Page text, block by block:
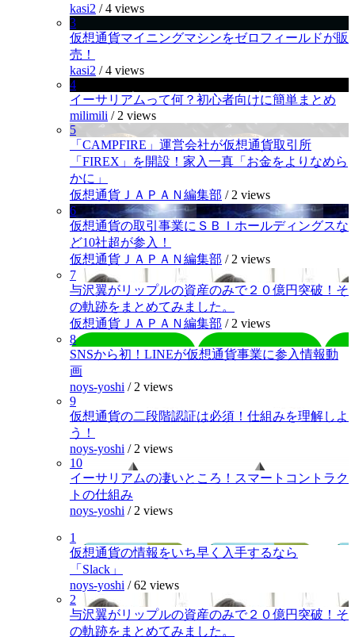
kasi2 /4 views
3
仮想通貨マイニングマシンをゼロフィールドが販
売！
kasi2 /4 views
4
イーサリアムって何？初心者向けに簡単まとめ
milimili / 2 views
5
「CAMPFIRE」運営会社が仮想通貨取引所
「FIREX」を開設！家入一真「お金をよりなめら
かに」
仮想通貨ＪＡＰＡＮ編集部 / 2 views
6
仮想通貨の取引事業にＳＢＩホールディングスな
ど10社超が参入！
仮想通貨ＪＡＰＡＮ編集部 / 2 views
7
与沢翼がリップルの資産のみで２０億円突破！そ
の軌跡をまとめてみました。
仮想通貨ＪＡＰＡＮ編集部 / 2 views
8
SNSから初！LINEが仮想通貨事業に参入情報動
画
noys-yoshi / 2 views
9
仮想通貨の二段階認証は必須！仕組みを理解しよ
う！
noys-yoshi / 2 views
10
イーサリアムの凄いところ！スマートコントラク
トの仕組み
noys-yoshi / 2 views
1
仮想通貨の情報をいち早く入手するなら
「Slack」
noys-yoshi /62 views
2
与沢翼がリップルの資産のみで２０億円突破！そ
の軌跡をまとめてみました。